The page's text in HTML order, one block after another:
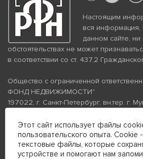
Настоящим
вся
данном сайте, ни
обстоятельствах не может
в соответствии со ст. 437.2
Общество с ограниченной
ФОНД НЕДВИЖИМОСТИ"
197022, г. Санкт-Петербург, вн.тер. г.
помещение 26Н, комната 103
ИНН 7813672570 КПП 781301001
Политика конфиденциальности
персональных данных
Этот сайт использует файлы
пользовательского опыта. Cookie
текстовые файлы, которые
устройстве и помогают нам